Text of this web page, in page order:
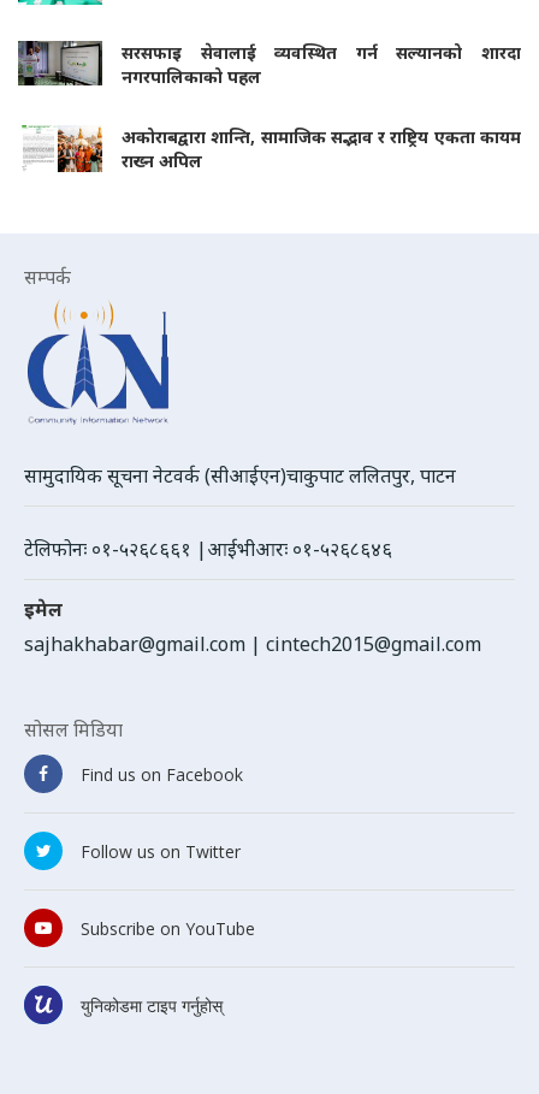
सरसफाइ सेवालाई व्यवस्थित गर्न सल्यानको शारदा
नगरपालिकाको पहल
अकोराबद्वारा शान्ति, सामाजिक सद्भाव र राष्ट्रिय एकता कायम
राख्न अपिल
सम्पर्क
सामुदायिक सूचना नेटवर्क (सीआईएन)चाकुपाट ललितपुर, पाटन
टेलिफोनः ०१-५२६८६६१ |आईभीआरः ०१-५२६८६४६
इमेल
sajhakhabar@gmail.com | cintech2015@gmail.com
सोसल मिडिया
Find us on Facebook
Follow us on Twitter
Subscribe on YouTube
युनिकोडमा टाइप गर्नुहोस्